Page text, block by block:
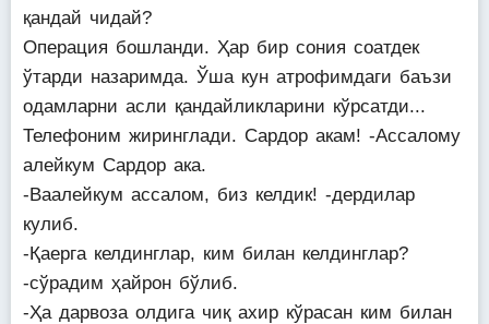
қандай чидай?
Операция бошланди. Ҳар бир сония соатдек
ўтарди назаримда. Ўша кун атрофимдаги баъзи
одамларни асли қандайликларини кўрсатди...
Телефоним жиринглади. Сардор акам! -Ассалому
алейкум Сардор ака.
-Ваалейкум ассалом, биз келдик! -дердилар
кулиб.
-Қаерга келдинглар, ким билан келдинглар?
-сўрадим ҳайрон бўлиб.
-Ҳа дарвоза олдига чиқ ахир кўрасан ким билан